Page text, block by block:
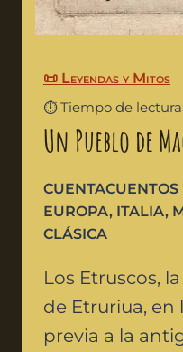
📜 Leyendas y Mitos
⏱️ Tiempo de
Un Pueblo de
CUENTACUENTOS
EUROPA, ITALIA,
CLÁSICA
Los Etruscos,
de Etruriua, en
previa a la